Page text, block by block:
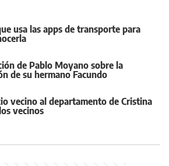
usa las apps de transporte para
de Pablo Moyano sobre la
de su hermano Facundo
vecino al departamento de Cristina
vecinos